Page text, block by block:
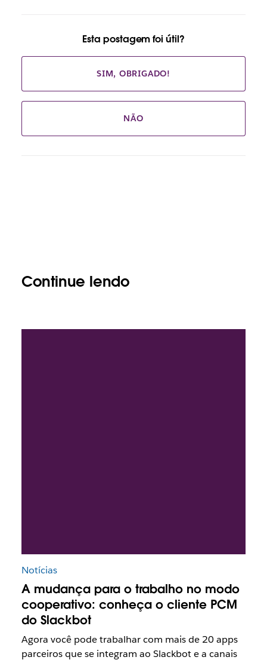
Esta postagem foi útil?
SIM, OBRIGADO!
NÃO
Continue lendo
Notícias
A mudança para o trabalho no modo
cooperativo: conheça o cliente PCM
do Slackbot
Agora você pode trabalhar com mais de 20 apps
parceiros que se integram ao Slackbot e a canais